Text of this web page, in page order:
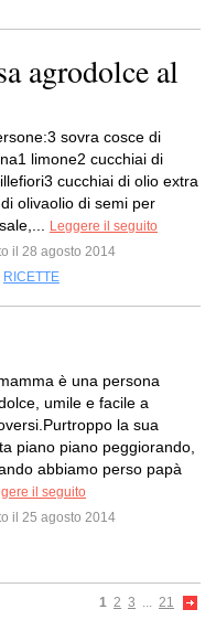
agrodolce al
sovra cosce di
limone2 cucchiai di
cucchiai di olio extra
olivaolio di semi per
Leggere il seguito
il 28 agosto 2014
RICETTE
è una persona
umile e facile a
la sua
piano piano peggiorando,
abbiamo perso papà
il seguito
il 25 agosto 2014
1 2 3 ... 21